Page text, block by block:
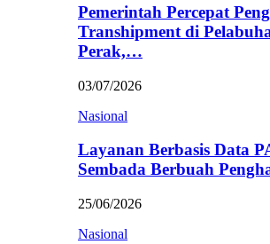
Pemerintah Percepat
Transhipment di
Perak,…
03/07/2026
Nasional
Layanan Berbasis Data
Sembada Berbuah
25/06/2026
Nasional